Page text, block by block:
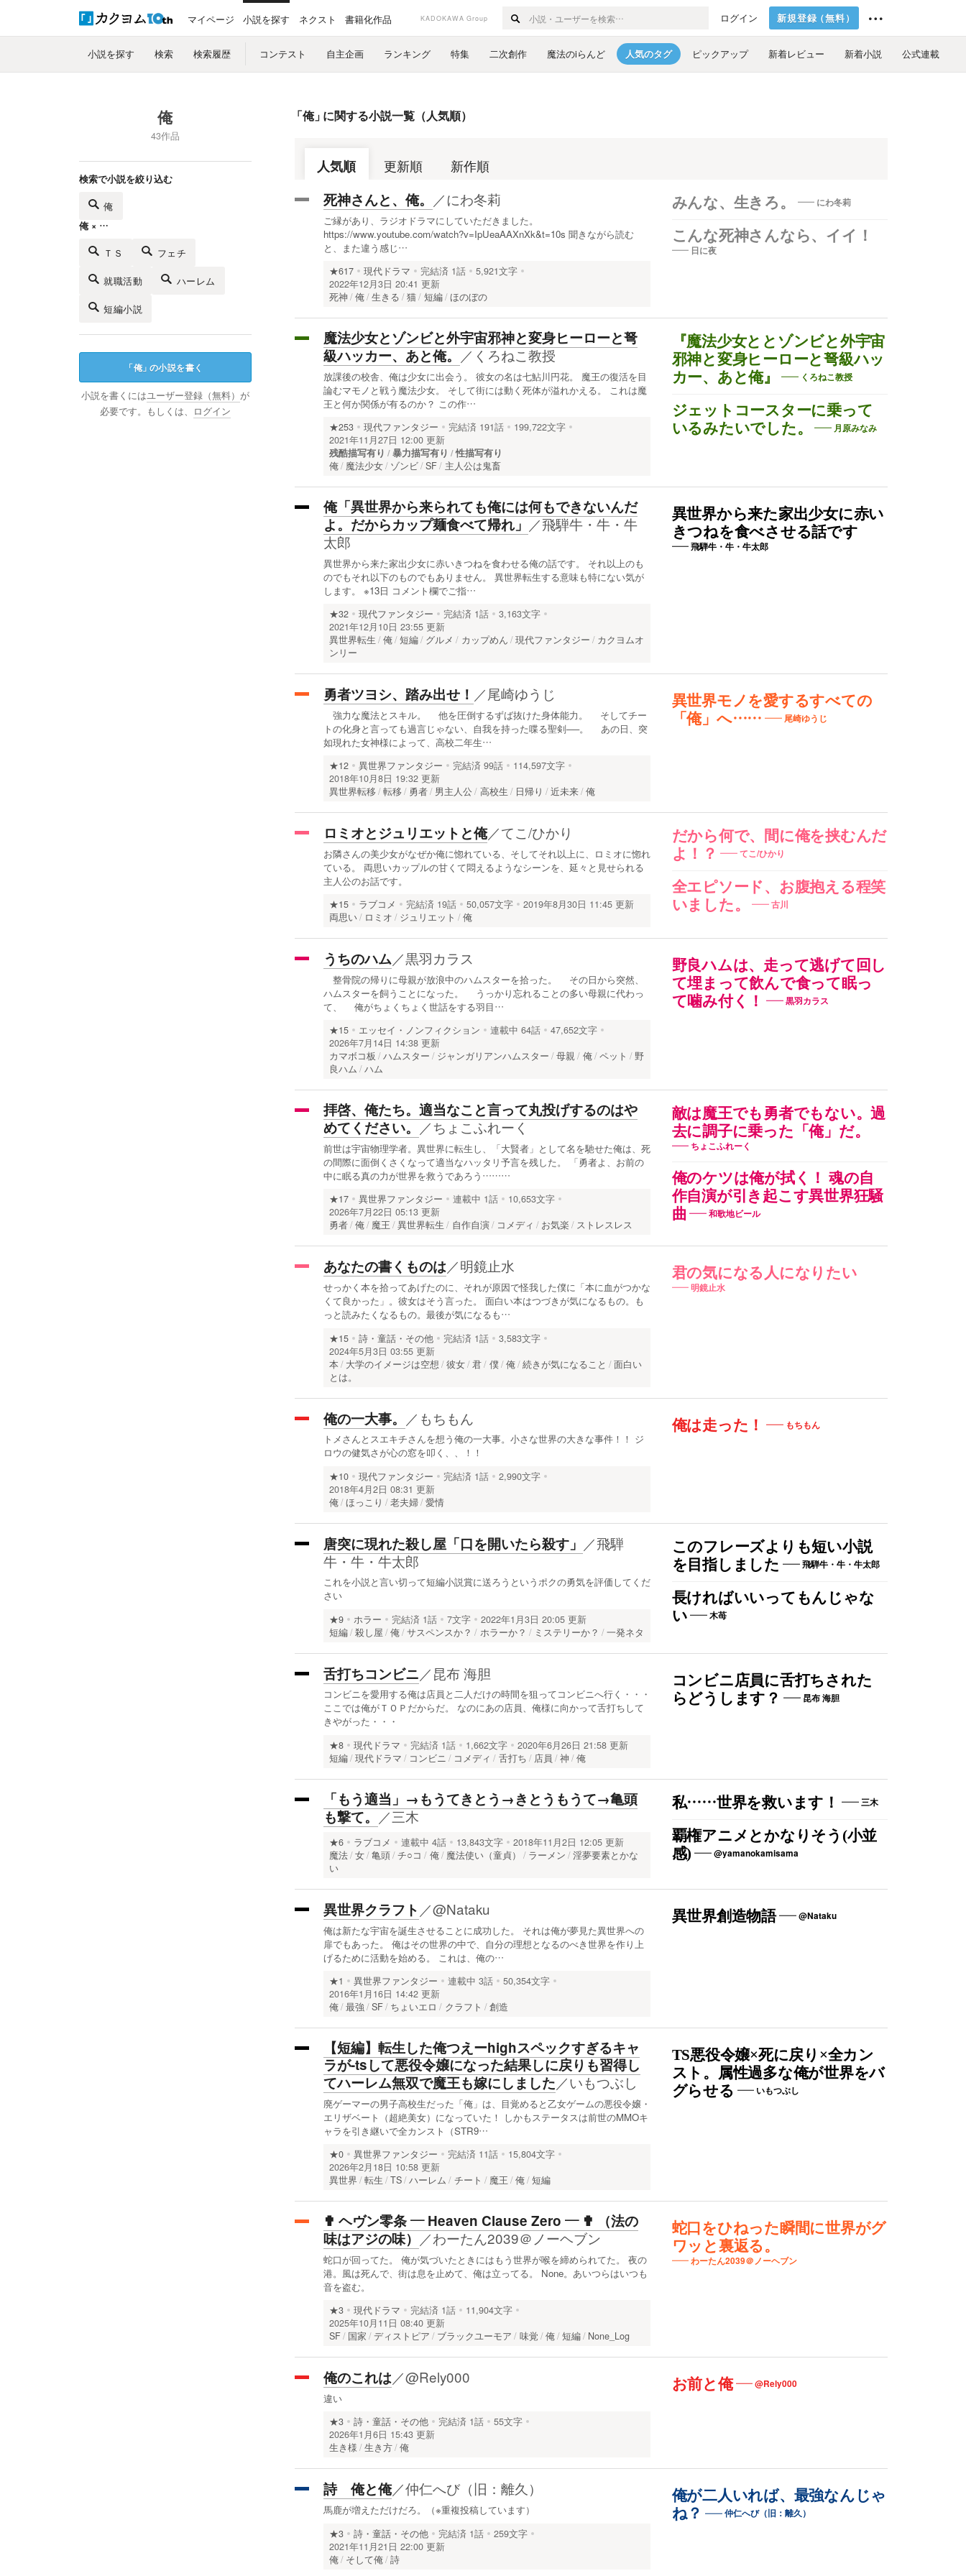
マイページ 小説を探す ネクスト 書籍化作品 KADOKAWA Group ログイン 新規登録（無料）
小説を探す 検索 検索履歴 コンテスト 自主企画 ランキング 特集 二次創作 魔法のiらんど 人気のタグ ピックアップ 新着レビュー 新着小説 公式連載
俺
43作品
検索で小説を絞り込む
俺
俺 × …
ＴＳ フェチ
就職活動 ハーレム
短編小説
「俺 」の小説を書く
小説を書くにはユーザー登録（無料） が
必要です。もしくは、
ログイン
「俺」に関する小説一覧（人気順）
人気順 更新順 新作順
みんな、生きろ。 にわ冬莉
こんな死神さんなら、イイ！
日に夜
死神さんと、俺。 ／にわ冬莉
ご縁があり、ラジオドラマにしていただきました。
https://www.youtube.com/watch?v=IpUeaAAXnXk&t=10s 聞きながら読む
と、また違う感じ…
★617 現代ドラマ 完結済 1話
5,921文字
2022年12月3日 20:41 更新
死神
俺 生きる 猫 短編 ほのぼの
『魔法少女ととゾンビと外宇宙
邪神と変身ヒーローと弩級ハッ
カー、あと俺』
くろねこ教授
ジェットコースターに乗って
いるみたいでした。
月原みなみ
魔法少女とゾンビと外宇宙邪神と変身ヒーローと弩
級ハッカー、あと俺。 ／ くろねこ教授
放課後の校舎、俺は少女に出会う。 彼女の名は七鮎川円花。 魔王の復活を目
論むマモノと戦う魔法少女。 そして街には動く死体が溢れかえる。 これは魔
王と何か関係が有るのか？ この作…
★253 現代ファンタジー 完結済 191話
199,722文字
2021年11月27日 12:00 更新
残酷描写有り
暴力描写有り
性描写有り
俺
魔法少女 ゾンビ SF 主人公は鬼畜
異世界から来た家出少女に赤い
きつねを食べさせる話です
飛騨牛・牛・牛太郎
俺「異世界から来られても俺には何もできないんだ
よ。だからカップ麺食べて帰れ」 ／飛騨牛・牛・牛
太郎
異世界から来た家出少女に赤いきつねを食わせる俺の話です。 それ以上のも
のでもそれ以下のものでもありません。 異世界転生する意味も特にない気が
します。 ※13日 コメント欄でご指…
★32 現代ファンタジー 完結済 1話
3,163文字
2021年12月10日 23:55 更新
異世界転生
俺 短編 グルメ カップめん 現代ファンタジー
カクヨムオ
ンリー
異世界モノを愛するすべての
「俺」へ……
尾崎ゆうじ
勇者ツヨシ、踏み出せ！ ／尾崎ゆうじ
強力な魔法とスキル。 他を圧倒するずば抜けた身体能力。 そしてチー
トの化身と言っても過言じゃない、自我を持った喋る聖剣──。 あの日、突
如現れた女神様によって、高校二年生…
★12 異世界ファンタジー 完結済 99話
114,597文字
2018年10月8日 19:32 更新
異世界転移 転移 勇者 男主人公 高校生 日帰り 近未来 俺
だから何で、間に俺を挟むんだ
よ！？
てこ/ひかり
全エピソード、お腹抱える程笑
いました。
古川
ロミオとジュリエットと俺／てこ/ひかり
お隣さんの美少女がなぜか俺に惚れている、そしてそれ以上に、ロミオに惚れ
ている。 両思いカップルの甘くて悶えるようなシーンを、延々と見せられる
主人公のお話です。
★15 ラブコメ 完結済 19話 50,057文字
2019年8月30日 11:45 更新
両思い
ロミオ ジュリエット 俺
野良ハムは、走って逃げて回し
て埋まって飲んで食って眠っ
て噛み付く！
黒羽カラス
うちのハム／黒羽カラス
整骨院の帰りに母親が放浪中のハムスターを拾った。 その日から突然、
ハムスターを飼うことになった。 うっかり忘れることの多い母親に代わっ
て、 俺がちょくちょく世話をする羽目…
★15 エッセイ・ノンフィクション 連載中 64話
47,652文字
2026年7月14日 14:38 更新
カマボコ板
ハムスター ジャンガリアンハムスター 母親 俺 ペット
野
良ハム
ハム
敵は魔王でも勇者でもない。過
去に調子に乗った「俺」だ。
ちょこふれーく
俺のケツは俺が拭く！ 魂の自
作自演が引き起こす異世界狂騒
曲
和歌地ビール
拝啓、俺たち。適当なこと言って丸投げするのはや
めてください。 ／ちょこふれーく
前世は宇宙物理学者。異世界に転生し、「大賢者」として名を馳せた俺は、死
の間際に面倒くさくなって適当なハッタリ予言を残した。 「勇者よ、お前の
中に眠る真の力が世界を救うであろう………
★17 異世界ファンタジー 連載中 1話
10,653文字
2026年7月22日 05:13 更新
勇者 俺 魔王 異世界転生 自作自演 コメディ お気楽 ストレスレス
君の気になる人になりたい
明鏡止水
あなたの書くものは／明鏡止水
せっかく本を拾ってあげたのに、それが原因で怪我した僕に「本に血がつかな
くて良かった」。彼女はそう言った。 面白い本はつづきが気になるもの。も
っと読みたくなるもの。最後が気になるも…
★15 詩・童話・その他 完結済 1話
3,583文字
2024年5月3日 03:55 更新
本
大学のイメージは空想 彼女 君 僕 俺 続きが気になること
面白い
とは。
俺は走った！ もちもん
俺の一大事。 ／ もちもん
トメさんとスエキチさんを想う俺の一大事。小さな世界の大きな事件！！ ジ
ロウの健気さが心の窓を叩く、、！！
★10 現代ファンタジー 完結済 1話
2,990文字
2018年4月2日 08:31 更新
俺 ほっこり 老夫婦 愛情
このフレーズよりも短い小説
を目指しました
飛騨牛・牛・牛太郎
長ければいいってもんじゃな
い
木苺
唐突に現れた殺し屋「口を開いたら殺す」 ／飛騨
牛・牛・牛太郎
これを小説と言い切って短編小説賞に送ろうというポクの勇気を評価してくだ
さい
★9 ホラー 完結済 1話 7文字
2022年1月3日 20:05 更新
短編 殺し屋 俺 サスペンスか？ ホラーか？ ミステリーか？ 一発ネタ
コンビニ店員に舌打ちされた
らどうします？
昆布 海胆
舌打ちコンビニ／昆布 海胆
コンビニを愛用する俺は店員と二人だけの時間を狙ってコンビニへ行く・・・
ここでは俺がＴＯＰだからだ。 なのにあの店員、俺様に向かって舌打ちして
きやがった・・・
★8 現代ドラマ 完結済 1話 1,662文字
2020年6月26日 21:58 更新
短編 現代ドラマ コンビニ コメディ 舌打ち 店員 神 俺
私……世界を救います！ 三木
覇権アニメとかなりそう(小並
感)
@yamanokamisama
「もう適当」→もうてきとう→きとうもうて→亀頭
も撃て。 ／三木
★6 ラブコメ 連載中 4話 13,843文字
2018年11月2日 12:05 更新
魔法 女 亀頭 チ○コ 俺 魔法使い（童貞） ラーメン
淫夢要素とかな
い
異世界創造物語 @Nataku
異世界クラフト ／@Nataku
俺は新たな宇宙を誕生させることに成功した。 それは俺が夢見た異世界への
扉でもあった。 俺はその世界の中で、自分の理想となるのべき世界を作り上
げるために活動を始める。 これは、俺の…
★1 異世界ファンタジー 連載中 3話
50,354文字
2016年1月16日 14:42 更新
俺 最強 SF ちょいエロ クラフト 創造
TS悪役令嬢×死に戻り×全カン
スト。属性過多な俺が世界をバ
グらせる
いもつぶし
【短編】転生した俺つえーhighスペックすぎるキャ
ラが-tsして悪役令嬢になった結果しに戻りも習得し
てハーレム無双で魔王も嫁にしました／いもつぶし
廃ゲーマーの男子高校生だった「俺」は、目覚めると乙女ゲームの悪役令嬢・
エリザベート（超絶美女）になっていた！ しかもステータスは前世のMMOキ
ャラを引き継いで全カンスト（STR9…
★0 異世界ファンタジー 完結済 11話
15,804文字
2026年2月18日 10:58 更新
異世界
転生 TS ハーレム チート 魔王 俺 短編
蛇口をひねった瞬間に世界がグ
ワッと裏返る。
わーたん2039＠ノーヘブン
✟ ヘヴン零条 — Heaven Clause Zero — ✟ （法の
味はアジの味） ／わーたん2039＠ノーヘブン
蛇口が回ってた。 俺が気づいたときにはもう世界が喉を締められてた。 夜の
港。風は死んで、街は息を止めて、俺は立ってる。 None。あいつらはいつも
音を盗む。
★3 現代ドラマ 完結済 1話
11,904文字
2025年10月11日 08:40 更新
SF
国家 ディストピア ブラックユーモア 味覚 俺 短編 None_Log
お前と俺 @Rely000
俺のこれは／@Rely000
違い
★3 詩・童話・その他 完結済 1話
55文字
2026年1月6日 15:43 更新
生き様
生き方 俺
俺が二人いれば、最強なんじゃ
ね？
仲仁へび（旧：離久）
詩 俺と俺／仲仁へび（旧：離久）
馬鹿が増えただけだろ。（※重複投稿しています）
★3 詩・童話・その他 完結済 1話
259文字
2021年11月21日 22:00 更新
俺
そして俺 詩